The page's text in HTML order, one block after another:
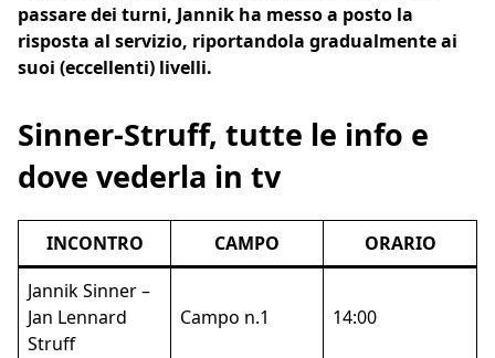
passare dei turni, Jannik ha messo a posto la
risposta al servizio, riportandola gradualmente ai
suoi (eccellenti) livelli.
Sinner-Struff, tutte le info e
dove vederla in tv
INCONTRO CAMPO
ORARIO
Jannik Sinner –
Jan Lennard
Struff
Campo n.1 14:00